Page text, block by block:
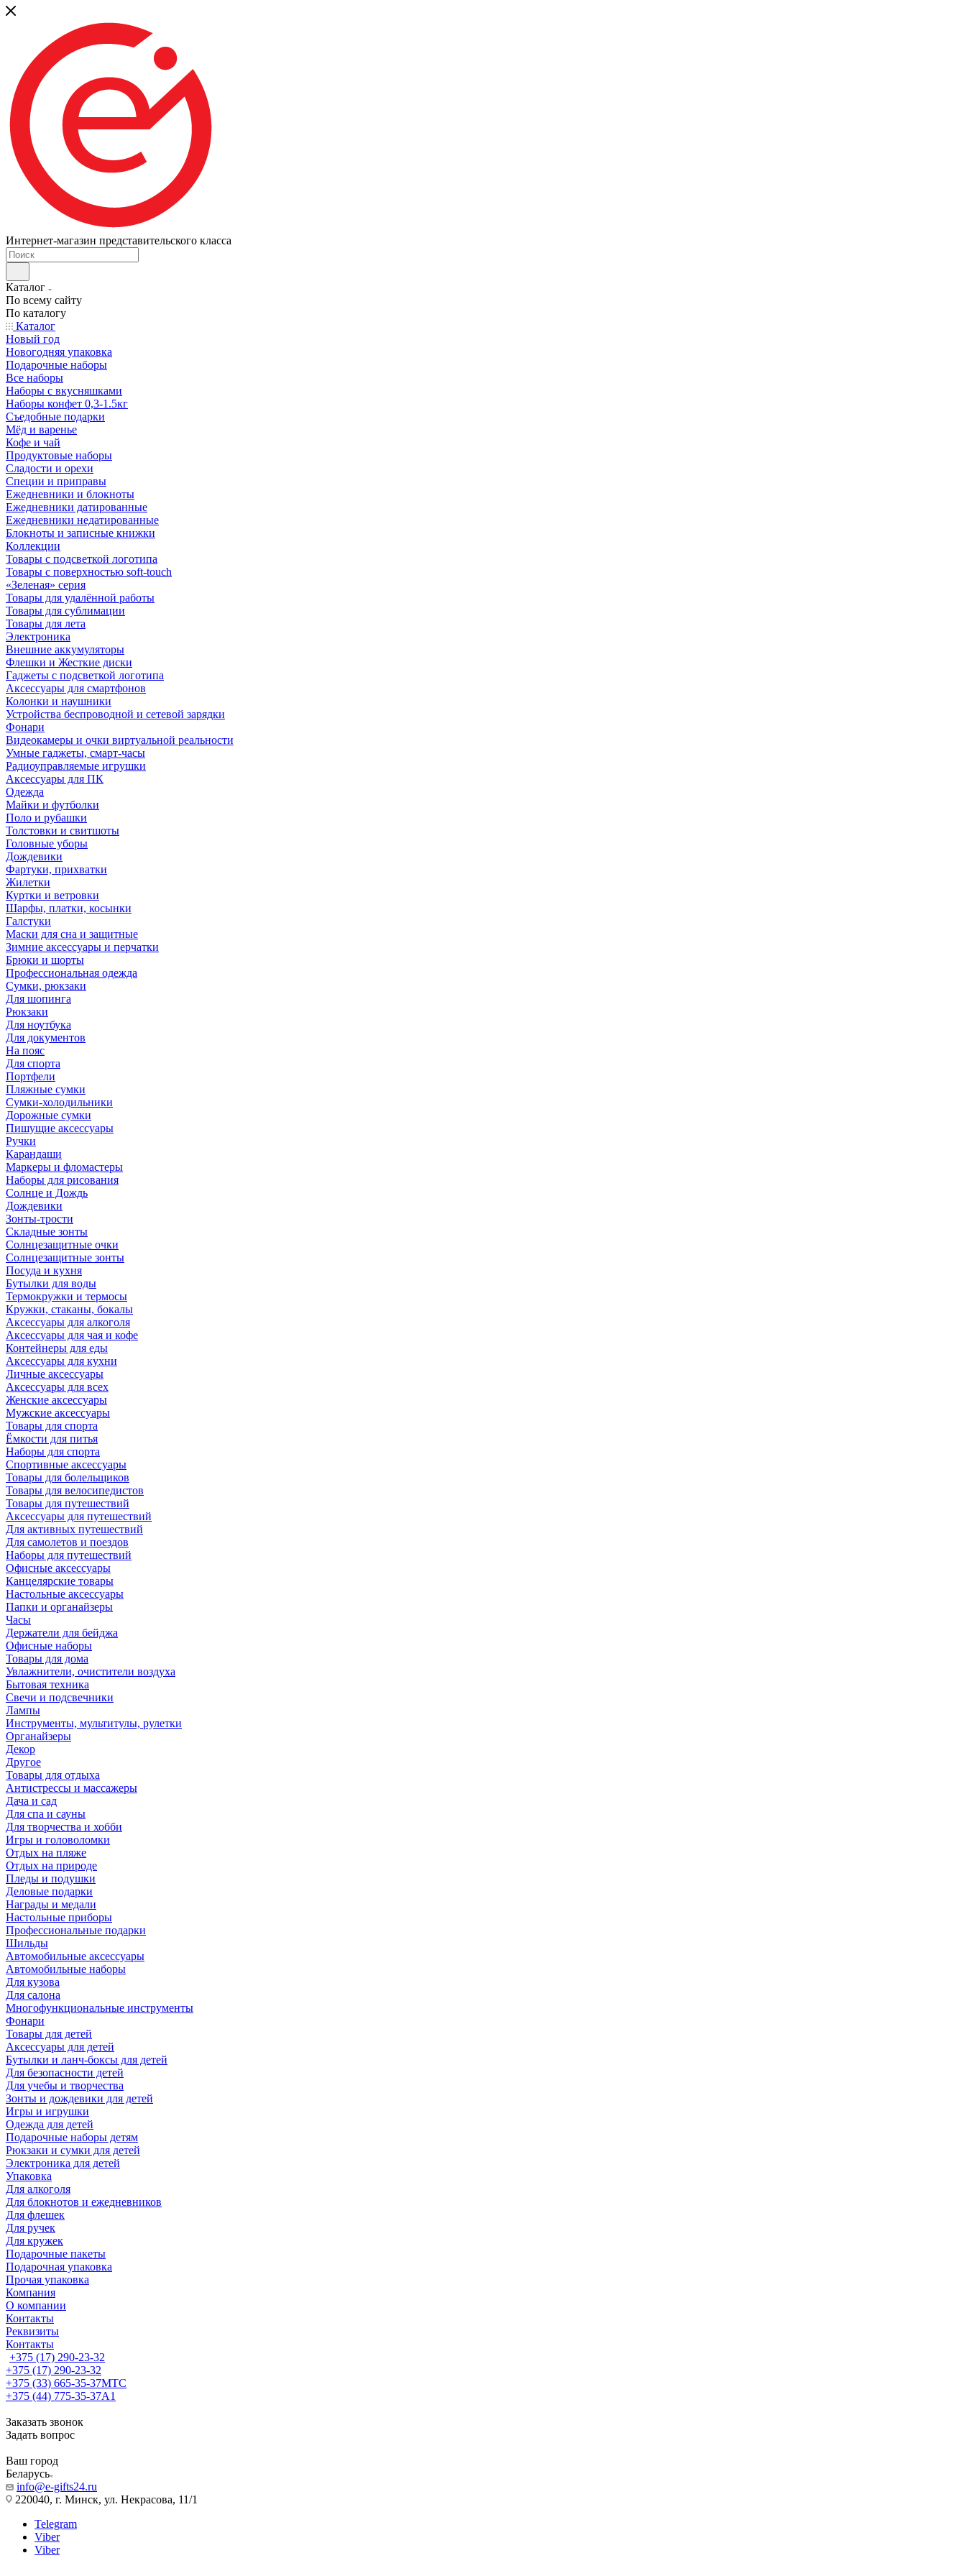
Интернет-магазин представительского класса
Каталог
По всему сайту
По каталогу
Каталог
Новый год
Новогодняя упаковка
Подарочные наборы
Все наборы
Наборы с вкусняшками
Наборы конфет 0,3-1.5кг
Съедобные подарки
Мёд и варенье
Кофе и чай
Продуктовые наборы
Сладости и орехи
Специи и приправы
Ежедневники и блокноты
Ежедневники датированные
Ежедневники недатированные
Блокноты и записные книжки
Коллекции
Товары с подсветкой логотипа
Товары с поверхностью soft-touch
«Зеленая» серия
Товары для удалённой работы
Товары для сублимации
Товары для лета
Электроника
Внешние аккумуляторы
Флешки и Жесткие диски
Гаджеты с подсветкой логотипа
Аксессуары для смартфонов
Колонки и наушники
Устройства беспроводной и сетевой зарядки
Фонари
Видеокамеры и очки виртуальной реальности
Умные гаджеты, смарт-часы
Радиоуправляемые игрушки
Аксессуары для ПК
Одежда
Майки и футболки
Поло и рубашки
Толстовки и свитшоты
Головные уборы
Дождевики
Фартуки, прихватки
Жилетки
Куртки и ветровки
Шарфы, платки, косынки
Галстуки
Маски для сна и защитные
Зимние аксессуары и перчатки
Брюки и шорты
Профессиональная одежда
Сумки, рюкзаки
Для шопинга
Рюкзаки
Для ноутбука
Для документов
На пояс
Для спорта
Портфели
Пляжные сумки
Сумки-холодильники
Дорожные сумки
Пишущие аксессуары
Ручки
Карандаши
Маркеры и фломастеры
Наборы для рисования
Солнце и Дождь
Дождевики
Зонты-трости
Складные зонты
Солнцезащитные очки
Солнцезащитные зонты
Посуда и кухня
Бутылки для воды
Термокружки и термосы
Кружки, стаканы, бокалы
Аксессуары для алкоголя
Аксессуары для чая и кофе
Контейнеры для еды
Аксессуары для кухни
Личные аксессуары
Аксессуары для всех
Женские аксессуары
Мужские аксессуары
Товары для спорта
Ёмкости для питья
Наборы для спорта
Спортивные аксессуары
Товары для болельщиков
Товары для велосипедистов
Товары для путешествий
Аксессуары для путешествий
Для активных путешествий
Для самолетов и поездов
Наборы для путешествий
Офисные аксессуары
Канцелярские товары
Настольные аксессуары
Папки и органайзеры
Часы
Держатели для бейджа
Офисные наборы
Товары для дома
Увлажнители, очистители воздуха
Бытовая техника
Свечи и подсвечники
Лампы
Инструменты, мультитулы, рулетки
Органайзеры
Декор
Другое
Товары для отдыха
Антистрессы и массажеры
Дача и сад
Для спа и сауны
Для творчества и хобби
Игры и головоломки
Отдых на пляже
Отдых на природе
Пледы и подушки
Деловые подарки
Награды и медали
Настольные приборы
Профессиональные подарки
Шильды
Автомобильные аксессуары
Автомобильные наборы
Для кузова
Для салона
Многофункциональные инструменты
Фонари
Товары для детей
Аксессуары для детей
Бутылки и ланч-боксы для детей
Для безопасности детей
Для учебы и творчества
Зонты и дождевики для детей
Игры и игрушки
Одежда для детей
Подарочные наборы детям
Рюкзаки и сумки для детей
Электроника для детей
Упаковка
Для алкоголя
Для блокнотов и ежедневников
Для флешек
Для ручек
Для кружек
Подарочные пакеты
Подарочная упаковка
Прочая упаковка
Компания
О компании
Контакты
Реквизиты
Контакты
+375 (17) 290-23-32
+375 (17) 290-23-32
+375 (33) 665-35-37МТС
+375 (44) 775-35-37А1
Заказать звонок
Задать вопрос
Ваш город
Беларусь
info@e-gifts24.ru
220040, г. Минск, ул. Некрасова, 11/1
Telegram
Viber
Viber